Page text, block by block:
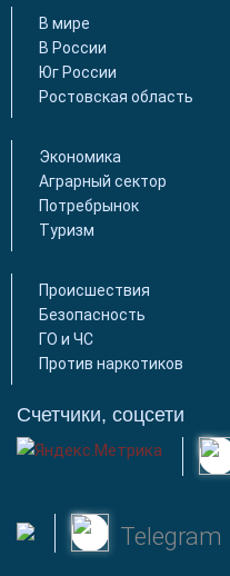
В мире
В России
Юг России
Ростовская область
Экономика
Аграрный сектор
Потребрынок
Туризм
Происшествия
Безопасность
ГО и ЧС
Против наркотиков
Счетчики, соцсети
Telegram